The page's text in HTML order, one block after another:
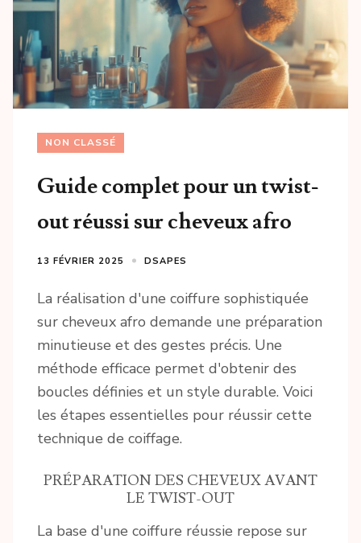
NON CLASSÉ
Guide complet pour un twist-
out réussi sur cheveux afro
13 FÉVRIER 2025 DSAPES
La réalisation d'une coiffure sophistiquée
sur cheveux afro demande une préparation
minutieuse et des gestes précis. Une
méthode efficace permet d'obtenir des
boucles définies et un style durable. Voici
les étapes essentielles pour réussir cette
technique de coiffage.
PRÉPARATION DES CHEVEUX AVANT
LE TWIST-OUT
La base d'une coiffure réussie repose sur